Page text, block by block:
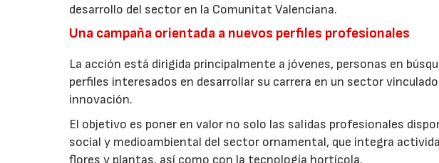
desarrollo del sector en la Comunitat Valenciana.
Una campaña orientada a nuevos perfiles profesionales
La acción está dirigida principalmente a jóvenes, personas en
perfiles interesados en desarrollar su carrera en un sector
innovación.
El objetivo es poner en valor no solo las salidas profesionales
social y medioambiental del sector ornamental, que integra
flores y plantas, así como con la tecnología hortícola.